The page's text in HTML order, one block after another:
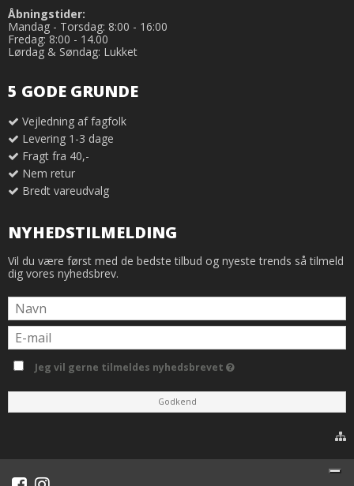
Åbningstider:
Mandag - Torsdag: 8:00 - 16:00
Fredag: 8:00 - 14.00
Lørdag & Søndag: Lukket
5 GODE GRUNDE
Vejledning af fagfolk
Levering 1-3 dage
Fragt fra 40,-
Nem retur
Bredt vareudvalg
NYHEDSTILMELDING
Vil du være først med de bedste tilbud og nyeste trends så tilmeld
dig vores nyhedsbrev.
Jeg vil gerne tilmeldes nyhedsbrevet
Godkend